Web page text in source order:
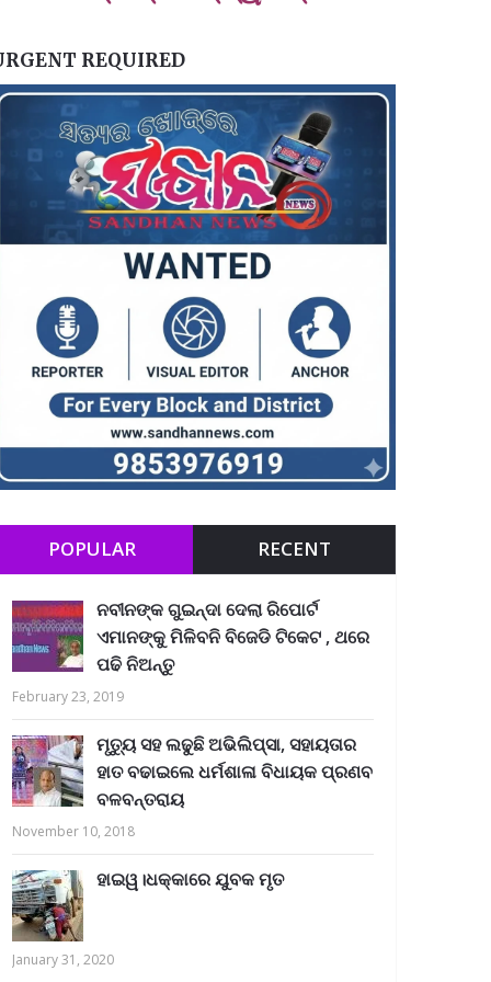
REQUIRED
POPULAR RECENT
ନବୀନଙ୍କ ଗୁଇନ୍ଦା ଦେଲା ରିପୋର୍ଟ
ଏମାନଙ୍କୁ ମିଳିବନି ବିଜେଡି ଟିକେଟ , ଥରେ
ପଢି ନିଅନ୍ତୁ
February 23, 2019
ମୃତ୍ୟୁ ସହ ଲଢୁଛି ଅଭିଲିପ୍ସା, ସହାୟତାର
ହାତ ବଢାଇଲେ ଧର୍ମଶାଳା ବିଧାୟକ ପ୍ରଣବ
ବଳବନ୍ତରାୟ
November 10, 2018
ହାଇୱ।ଧକ୍କାରେ ଯୁବକ ମୃତ
January 31, 2020